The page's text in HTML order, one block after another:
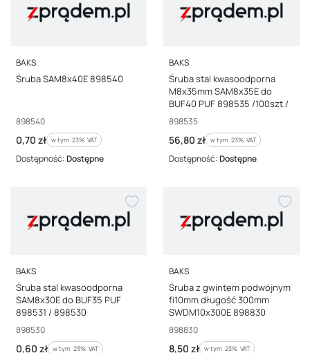
PRODUCENT
BAKS
Śruba SAM8x40E 898540
Kod producenta
898540
Cena brutto
0,70 zł w tym %s VAT
w tym 23% VAT
Dostępność:Dostępne
PRODUCENT
BAKS
Śruba stal kwasoodporna
M8x35mm SAM8x35E do
BUF40 PUF 898535 /100szt./
Kod producenta
898535
Cena brutto
56,80 zł w tym %s VAT
w tym 23% VAT
Dostępność:Dostępne
PRODUCENT
BAKS
Śruba stal kwasoodporna
SAM8x30E do BUF35 PUF
898531 / 898530
Kod producenta
898530
Cena brutto
0,60 zł w tym %s VAT
w tym 23% VAT
PRODUCENT
BAKS
Śruba z gwintem podwójnym
fi10mm długość 300mm
SWDM10x300E 898830
Kod producenta
898830
Cena brutto
8,50 zł w tym %s VAT
w tym 23% VAT